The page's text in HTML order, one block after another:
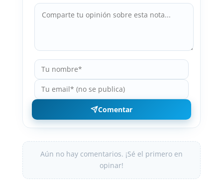
Comentar
Aún no hay comentarios. ¡Sé el primero en
opinar!